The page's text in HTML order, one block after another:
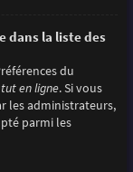
dans la liste des
du
en ligne. Si vous
les administrateurs,
parmi les